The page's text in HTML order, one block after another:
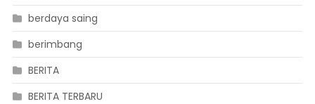
berdaya saing
berimbang
BERITA
BERITA TERBARU